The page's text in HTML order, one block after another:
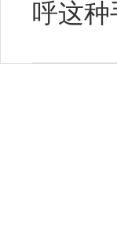
呼这